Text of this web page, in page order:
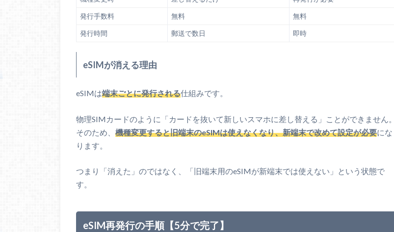
発行手数料 無料 無料
発行時間 郵送で数日 即時
eSIMが消える理由
eSIMは端末ごとに発行される仕組みです。
物理SIMカードのように「カードを抜いて新しいスマホに差し替える」ことができません。
そのため、 機種変更すると旧端末のeSIMは使えなくなり、新端末で改めて設定が必要にな
ります。
つまり「消えた」のではなく、「旧端末用のeSIMが新端末では使えない」という状態で
す。
eSIM再発行の手順【5分で完了】